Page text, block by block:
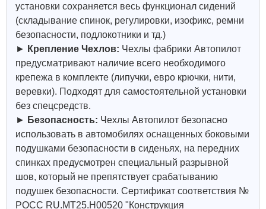
установки сохраняется весь функционал сидений
(складывание спинок, регулировки, изофикс, ремни
безопасности, подлокотники и тд.)
► Крепление Чехлов: Чехлы фабрики Автопилот
предусматривают наличие всего необходимого
крепежа в комплекте (липучки, евро крючки, нити,
веревки). Подходят для самостоятельной установки
без спецсредств.
► Безопасность: Чехлы Автопилот безопасно
использовать в автомобилях оснащенных боковыми
подушками безопасности в сиденьях, на передних
спинках предусмотрен специальный разрывной
шов, который не препятствует срабатыванию
подушек безопасности. Сертификат соответствия №
РОСС RU.МТ25.Н00520 "Конструкция